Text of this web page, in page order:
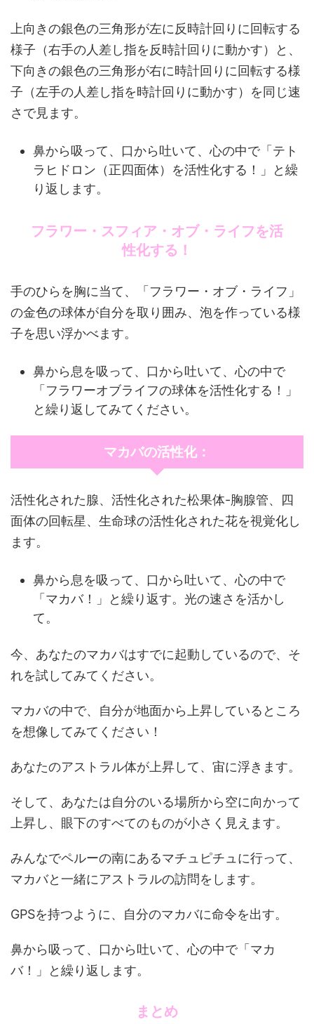
上向きの銀色の三角形が左に反時計回りに回転する
様子（右手の人差し指を反時計回りに動かす）と、
下向きの銀色の三角形が右に時計回りに回転する様
子（左手の人差し指を時計回りに動かす）を同じ速
さで見ます。
鼻から吸って、口から吐いて、心の中で「テト
ラヒドロン（正四面体）を活性化する！」と繰
り返します。
フラワー・スフィア・オブ・ライフを活
性化する！
手のひらを胸に当て、「フラワー・オブ・ライフ」
の金色の球体が自分を取り囲み、泡を作っている様
子を思い浮かべます。
鼻から息を吸って、口から吐いて、心の中で
「フラワーオブライフの球体を活性化する！」
と繰り返してみてください。
マカバの活性化：
活性化された腺、活性化された松果体-胸腺管、四
面体の回転星、生命球の活性化された花を視覚化し
ます。
鼻から息を吸って、口から吐いて、心の中で
「マカバ！」と繰り返す。光の速さを活かし
て。
今、あなたのマカバはすでに起動しているので、そ
れを試してみてください。
マカバの中で、自分が地面から上昇しているところ
を想像してみてください！
あなたのアストラル体が上昇して、宙に浮きます。
そして、あなたは自分のいる場所から空に向かって
上昇し、眼下のすべてのものが小さく見えます。
みんなでペルーの南にあるマチュピチュに行って、
マカバと一緒にアストラルの訪問をします。
GPSを持つように、自分のマカバに命令を出す。
鼻から吸って、口から吐いて、心の中で「マカ
バ！」と繰り返します。
まとめ